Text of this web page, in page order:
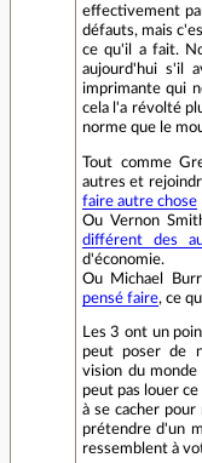
effectivement
défauts, mais
ce qu'il a fait.
aujourd'hui s'il
imprimante qui
cela l'a révolté
norme que le
Tout comme
autres et
faire autre chose
Ou Vernon
différent des
d'économie.
Ou Michael
pensé faire, ce
Les 3 ont un
peut poser de
vision du
peut pas louer
à se cacher pour
prétendre d'un
ressemblent à